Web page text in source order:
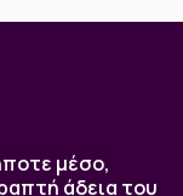
μέσο,
άδεια του